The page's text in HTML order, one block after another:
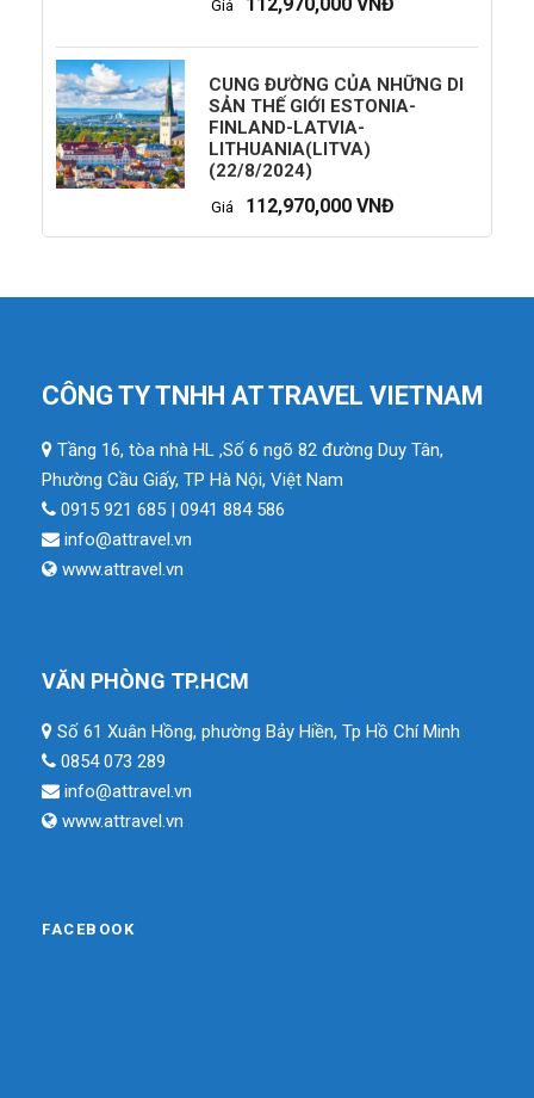
Giá 112,970,000 VNĐ
CUNG ĐƯỜNG CỦA NHỮNG DI
SẢN THẾ GIỚI ESTONIA-
FINLAND-LATVIA-
LITHUANIA(LITVA)
(22/8/2024)
Giá 112,970,000 VNĐ
CÔNG TY TNHH AT TRAVEL VIETNAM
Tầng 16, tòa nhà HL ,Số 6 ngõ 82 đường Duy Tân,
Phường Cầu Giấy, TP Hà Nội, Việt Nam
0915 921 685 | 0941 884 586
info@attravel.vn
www.attravel.vn
VĂN PHÒNG TP.HCM
Số 61 Xuân Hồng, phường Bảy Hiền, Tp Hồ Chí Minh
0854 073 289
info@attravel.vn
www.attravel.vn
FACEBOOK